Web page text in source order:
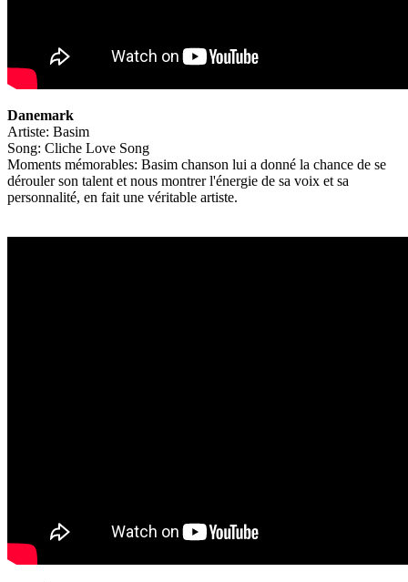
Danemark
Artiste: Basim
Song: Cliche Love Song
Moments mémorables: Basim chanson lui a donné la chance de se
dérouler son talent et nous montrer l'énergie de sa voix et sa
personnalité, en fait une véritable artiste.